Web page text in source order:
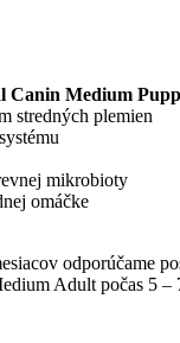
Canin Medium
stredných plemien
mikrobioty
omáčke
odporúčame
Adult počas 5 –